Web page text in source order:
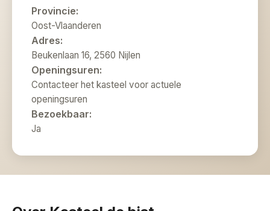
Provincie:
Oost-Vlaanderen
Adres:
Beukenlaan 16, 2560 Nijlen
Openingsuren:
Contacteer het kasteel voor actuele
openingsuren
Bezoekbaar:
Ja